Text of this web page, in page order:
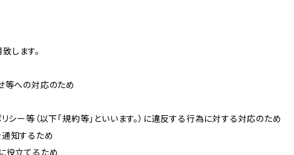
します。
等への対応のため
シー等（以下「規約等」といいます。）に違反する行為に対する対応のため
通知するため
役立てるため